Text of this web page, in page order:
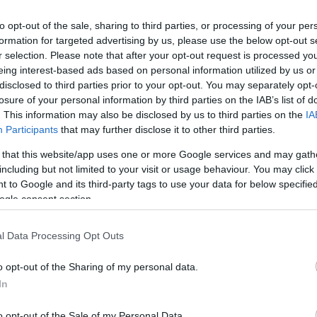
opt-out of the sale, sharing to third parties, or processing of your
for targeted advertising by us, please use the below opt-out
selection. Please note that after your opt-out request is processed
interest-based ads based on personal information utilized by us
to third parties prior to your opt-out. You may separately
of your personal information by third parties on the IAB’s list of
This information may also be disclosed by us to third parties on the
Participants that may further disclose it to other third parties.
that this website/app uses one or more Google services and may
but not limited to your visit or usage behaviour. You may
to Google and its third-party tags to use your data for below
consent section.
Data Processing Opt Outs
opt-out of the Sharing of my personal data.
a Legendás állatok-filmekben, a színész támogatói
az Aquaman 2-ből. Egy ezzel kapcsolatos petíció
Heard azonban hamar eloszlatta a kételyeket az
szeretetért és elismerésért az Aquaman miatt,
kijutott, ez pedig azt jelenti, hogy mindketten
döntésekben nem a fizetett híresztelések és
nincs valóságalapjuk. Valójában csakis a
az Aquaman-filmek. Izgatott vagyok, hogy
nincs valóságalapja semmilyen olyan pletykának, ami
minden bizonnyal vele is találkozunk majd az
2022. december 16-án debütálhat a vásznakon.